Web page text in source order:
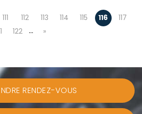
111 112 113 114 115 116
117
122 … »
RENDEZ-VOUS